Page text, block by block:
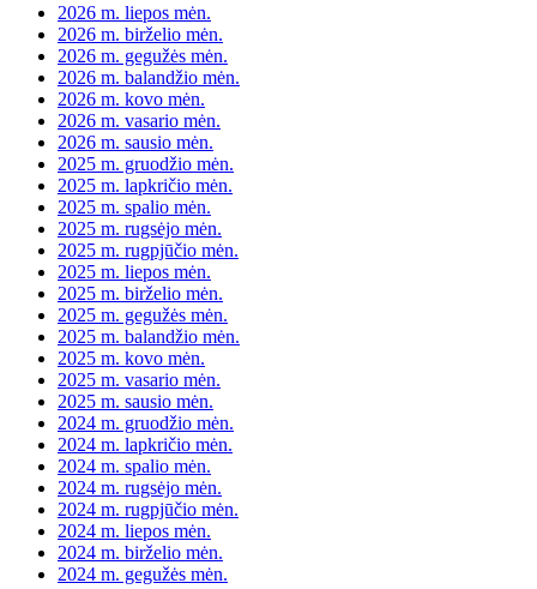
2026 m. liepos mėn.
2026 m. birželio mėn.
2026 m. gegužės mėn.
2026 m. balandžio mėn.
2026 m. kovo mėn.
2026 m. vasario mėn.
2026 m. sausio mėn.
2025 m. gruodžio mėn.
2025 m. lapkričio mėn.
2025 m. spalio mėn.
2025 m. rugsėjo mėn.
2025 m. rugpjūčio mėn.
2025 m. liepos mėn.
2025 m. birželio mėn.
2025 m. gegužės mėn.
2025 m. balandžio mėn.
2025 m. kovo mėn.
2025 m. vasario mėn.
2025 m. sausio mėn.
2024 m. gruodžio mėn.
2024 m. lapkričio mėn.
2024 m. spalio mėn.
2024 m. rugsėjo mėn.
2024 m. rugpjūčio mėn.
2024 m. liepos mėn.
2024 m. birželio mėn.
2024 m. gegužės mėn.